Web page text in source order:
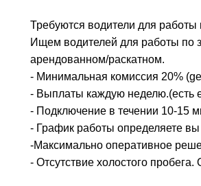
Требуются водители для работы
Ищем водителей для работы по
арендованном/раскатном.
- Минимальная комиссия 20%
- Выплаты каждую неделю.(есть
- Подключение в течении 10-15
- График работы определяете
-Максимально оперативное
- Отсутствие холостого